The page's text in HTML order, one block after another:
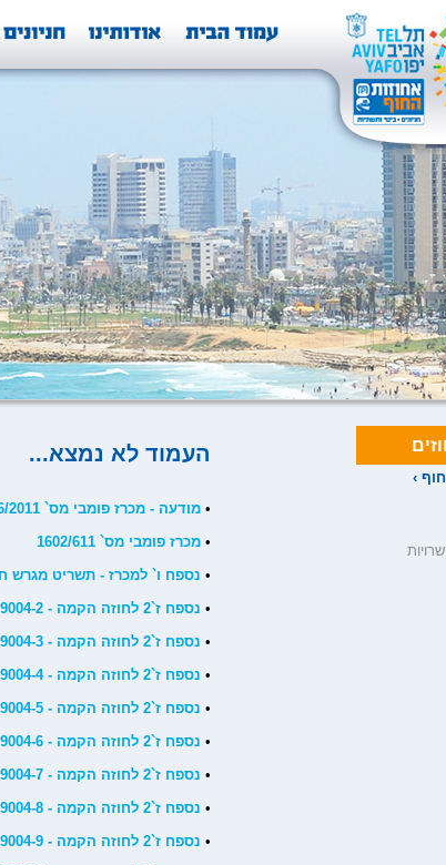
›
העמוד לא נמצא...
• מודעה - מכרז פומבי מס` 106/2011
• מכרז פומבי מס` 1602/611
• נספח ו` למכרז - תשריט מגרש
• נספח ז`2 לחוזה הקמה - 9004-2
• נספח ז`2 לחוזה הקמה - 9004-3
• נספח ז`2 לחוזה הקמה - 9004-4
• נספח ז`2 לחוזה הקמה - 9004-5
• נספח ז`2 לחוזה הקמה - 9004-6
• נספח ז`2 לחוזה הקמה - 9004-7
• נספח ז`2 לחוזה הקמה - 9004-8
• נספח ז`2 לחוזה הקמה - 9004-9